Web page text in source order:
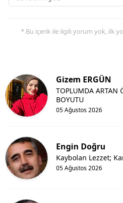
* Bu içerik ile ilgili yorum yok, ilk
Gizem ERGÜN
05 Ağustos 2026
TOPLUMDA ARTAN
BOYUTU
Engin Doğru
05 Ağustos 2026
Kaybolan Lezzet;